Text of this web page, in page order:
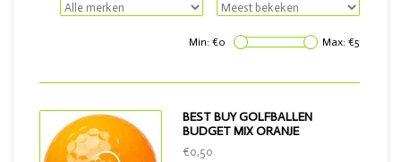
Min: €0 Max: €5
BEST BUY GOLFBALLEN
BUDGET MIX ORANJE
€0,50